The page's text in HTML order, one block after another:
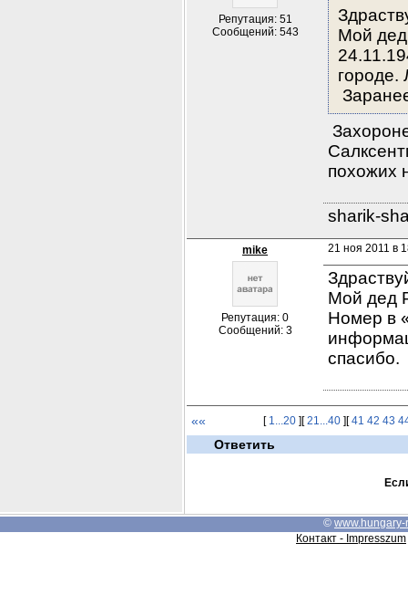
Репутация: 51
Сообщений: 543
Мой
городе.
похожих
sharik-
mike
Репутация: 0
Сообщений: 3
21 ноя 2011 в
Мой дед
Номер в
спасибо.
«« [ 1...20][21...40][41 42 43
Ответить
© www.hungary-
Контакт - Impresszum